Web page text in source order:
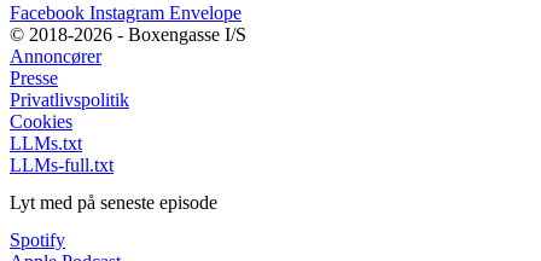
Facebook Instagram Envelope
© 2018-2026 - Boxengasse I/S
Annoncører
Presse
Privatlivspolitik
Cookies
LLMs.txt
LLMs-full.txt
Lyt med på seneste episode
Spotify